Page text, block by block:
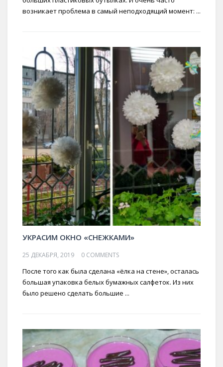
возникает проблема в самый неподходящий момент: ...
УКРАСИМ ОКНО «СНЕЖКАМИ»
25 ДЕКАБРЯ, 2019 0 COMMENTS
После того как была сделана «ёлка на стене», осталась
большая упаковка белых бумажных салфеток. Из них
было решено сделать большие ...